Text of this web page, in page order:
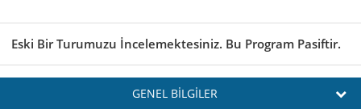
Eski Bir Turumuzu İncelemektesiniz. Bu Program Pasiftir.
GENEL BİLGİLER